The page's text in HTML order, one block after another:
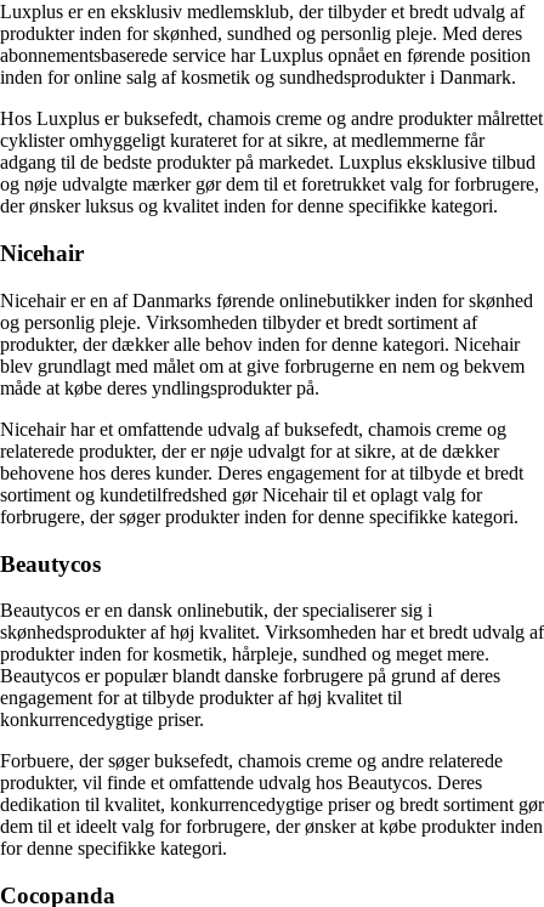
Luxplus er en eksklusiv medlemsklub, der tilbyder et bredt udvalg af
produkter inden for skønhed, sundhed og personlig pleje. Med deres
abonnementsbaserede service har Luxplus opnået en førende position
inden for online salg af kosmetik og sundhedsprodukter i Danmark.
Hos Luxplus er buksefedt, chamois creme og andre produkter målrettet
cyklister omhyggeligt kurateret for at sikre, at medlemmerne får
adgang til de bedste produkter på markedet. Luxplus eksklusive tilbud
og nøje udvalgte mærker gør dem til et foretrukket valg for forbrugere,
der ønsker luksus og kvalitet inden for denne specifikke kategori.
Nicehair
Nicehair er en af Danmarks førende onlinebutikker inden for skønhed
og personlig pleje. Virksomheden tilbyder et bredt sortiment af
produkter, der dækker alle behov inden for denne kategori. Nicehair
blev grundlagt med målet om at give forbrugerne en nem og bekvem
måde at købe deres yndlingsprodukter på.
Nicehair har et omfattende udvalg af buksefedt, chamois creme og
relaterede produkter, der er nøje udvalgt for at sikre, at de dækker
behovene hos deres kunder. Deres engagement for at tilbyde et bredt
sortiment og kundetilfredshed gør Nicehair til et oplagt valg for
forbrugere, der søger produkter inden for denne specifikke kategori.
Beautycos
Beautycos er en dansk onlinebutik, der specialiserer sig i
skønhedsprodukter af høj kvalitet. Virksomheden har et bredt udvalg af
produkter inden for kosmetik, hårpleje, sundhed og meget mere.
Beautycos er populær blandt danske forbrugere på grund af deres
engagement for at tilbyde produkter af høj kvalitet til
konkurrencedygtige priser.
Forbuere, der søger buksefedt, chamois creme og andre relaterede
produkter, vil finde et omfattende udvalg hos Beautycos. Deres
dedikation til kvalitet, konkurrencedygtige priser og bredt sortiment gør
dem til et ideelt valg for forbrugere, der ønsker at købe produkter inden
for denne specifikke kategori.
Cocopanda